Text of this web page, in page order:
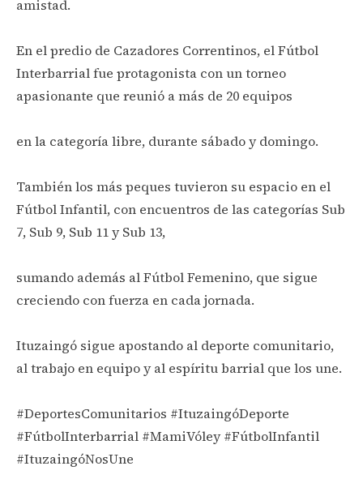
amistad.
En el predio de Cazadores Correntinos, el Fútbol
Interbarrial fue protagonista con un torneo
apasionante que reunió a más de 20 equipos
en la categoría libre, durante sábado y domingo.
También los más peques tuvieron su espacio en el
Fútbol Infantil, con encuentros de las categorías Sub
7, Sub 9, Sub 11 y Sub 13,
sumando además al Fútbol Femenino, que sigue
creciendo con fuerza en cada jornada.
Ituzaingó sigue apostando al deporte comunitario,
al trabajo en equipo y al espíritu barrial que los une.
#DeportesComunitarios #ItuzaingóDeporte
#FútbolInterbarrial #MamiVóley #FútbolInfantil
#ItuzaingóNosUne